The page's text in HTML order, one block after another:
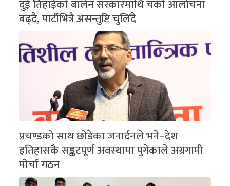
दुई तिहाईको बालेन सरकारमाथि चर्को आलोचना
बढ्दै, पार्टीभित्रै असन्तुष्टि चुलिँदै
प्रचण्डको साथ छोडेका जनार्दनले भने–देश
इतिहासकै सङ्कटपूर्ण अवस्थामा पुगेकाले अग्रगामी
मोर्चा गठन